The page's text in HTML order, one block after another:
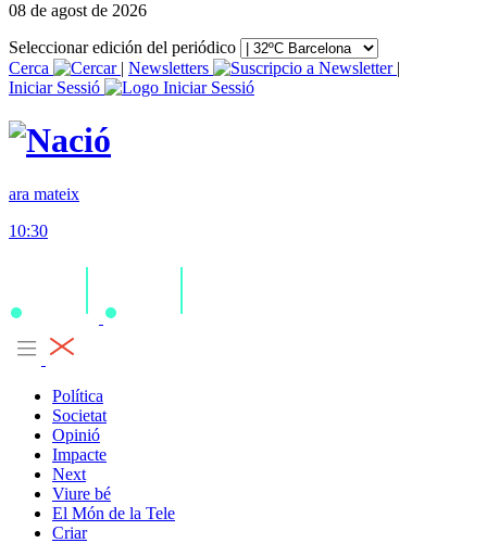
08 de agost de 2026
Seleccionar edición del periódico
Cerca
| Newsletters
|
Iniciar Sessió
ara mateix
10:30
Política
Societat
Opinió
Impacte
Next
Viure bé
El Món de la Tele
Criar